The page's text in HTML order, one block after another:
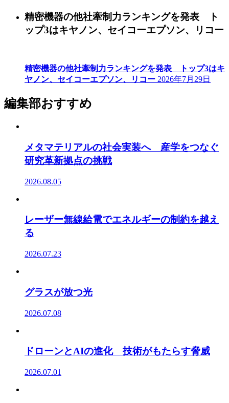
精密機器の他社牽制力ランキングを発表 ト
ップ3はキヤノン、セイコーエプソン、リコー
精密機器の他社牽制力ランキングを発表 トップ3はキ
ヤノン、セイコーエプソン、リコー 2026年7月29日
編集部おすすめ
メタマテリアルの社会実装へ 産学をつなぐ
研究革新拠点の挑戦
2026.08.05
レーザー無線給電でエネルギーの制約を越え
る
2026.07.23
グラスが放つ光
2026.07.08
ドローンとAIの進化 技術がもたらす脅威
2026.07.01